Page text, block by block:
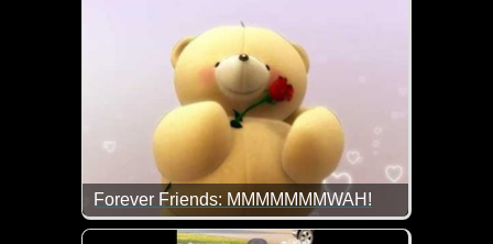
Forever Friends: MMMMMMMWAH!
Eine Rose für dich zum Weltfrauentag!